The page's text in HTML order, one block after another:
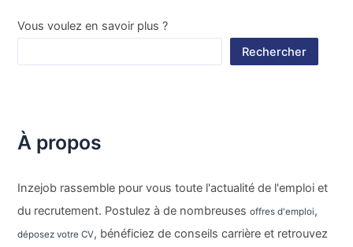
Vous voulez en savoir plus ?
Rechercher
À propos
Inzejob rassemble pour vous toute l'actualité de l'emploi et
du recrutement. Postulez à de nombreusesoffres d'emploi,
déposez votre CV, bénéficiez de conseils carrière et retrouvez